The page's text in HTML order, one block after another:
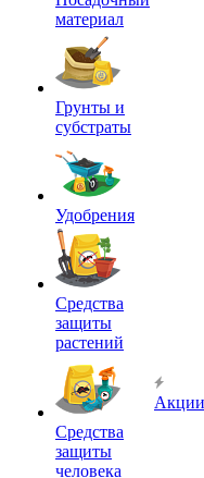
материал
Грунты и
субстраты
Удобрения
Средства
защиты
растений
Средства
защиты
человека
Акции